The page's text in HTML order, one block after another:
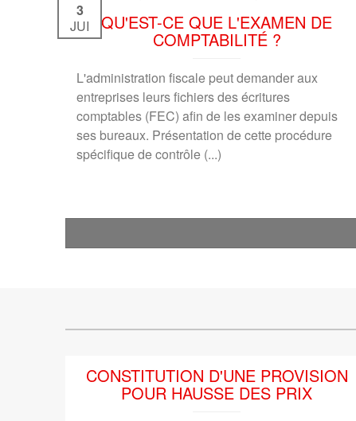
QU'EST-CE QUE L'EXAMEN DE
COMPTABILITÉ ?
3
JUI
L'administration fiscale peut demander aux
entreprises leurs fichiers des écritures
comptables (FEC) afin de les examiner depuis
ses bureaux. Présentation de cette procédure
spécifique de contrôle (...)
CONSTITUTION D'UNE PROVISION
POUR HAUSSE DES PRIX